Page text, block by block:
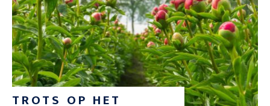
TROTS OP HET